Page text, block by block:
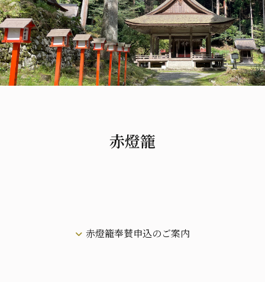
赤燈籠
赤燈籠奉賛申込のご案内